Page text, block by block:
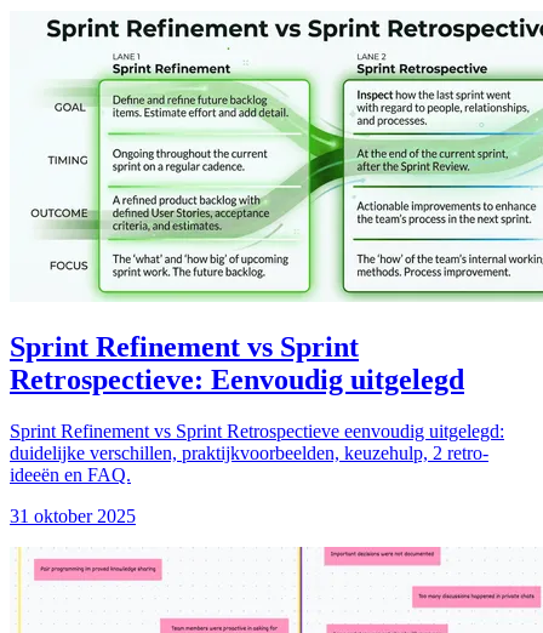
Sprint Refinement vs Sprint
Retrospectieve: Eenvoudig uitgelegd
Sprint Refinement vs Sprint Retrospectieve eenvoudig uitgelegd:
duidelijke verschillen, praktijkvoorbeelden, keuzehulp, 2 retro-
ideeën en FAQ.
31 oktober 2025